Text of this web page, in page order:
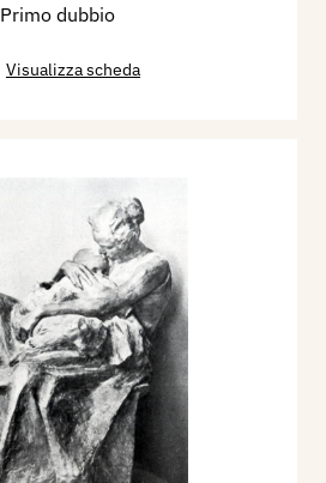
Primo dubbio
Visualizza scheda